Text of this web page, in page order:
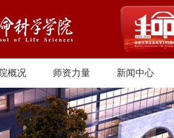
概况 师资力量 新闻中心